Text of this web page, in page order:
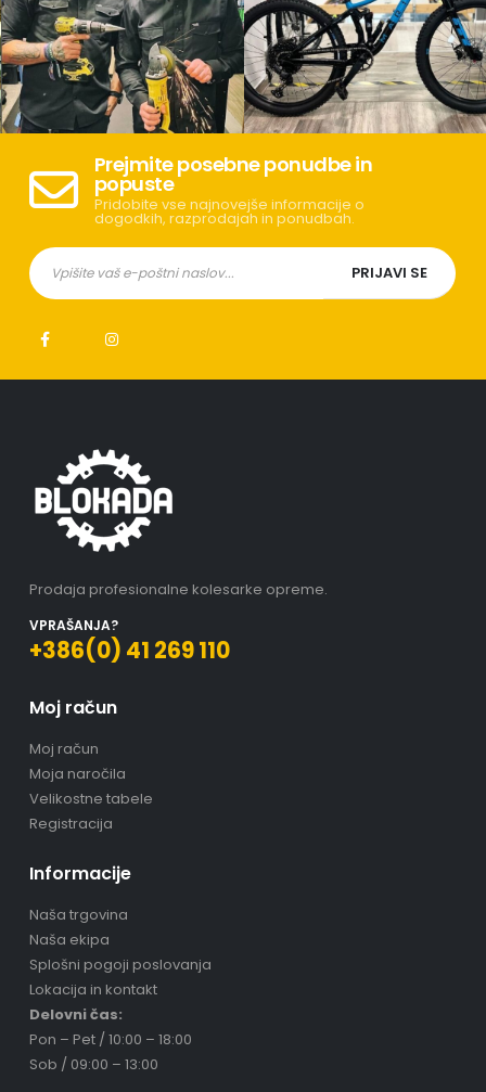
Prejmite posebne ponudbe in
popuste
Pridobite vse najnovejše informacije o
dogodkih, razprodajah in ponudbah.
Prodaja profesionalne kolesarke opreme.
VPRAŠANJA?
+386(0) 41 269 110
Moj račun
Moj račun
Moja naročila
Velikostne tabele
Registracija
Informacije
Naša trgovina
Naša ekipa
Splošni pogoji poslovanja
Lokacija in kontakt
Delovni čas:
Pon – Pet / 10:00 – 18:00
Sob / 09:00 – 13:00